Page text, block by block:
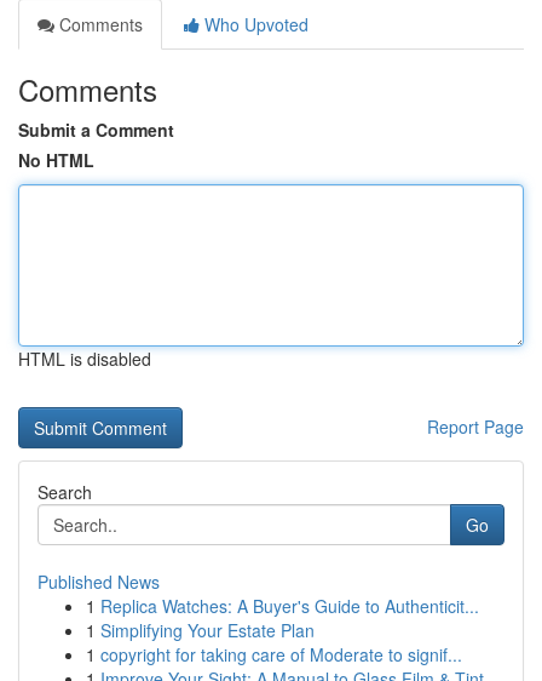
Comments
Who Upvoted
Comments
Submit a Comment
No HTML
HTML is disabled
Report Page
Search
Go
Published News
1 Replica Watches: A Buyer's Guide to Authenticit...
1 Simplifying Your Estate Plan
1 copyright for taking care of Moderate to signif...